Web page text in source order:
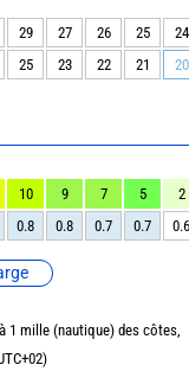
29 27 26 25
24
25 23 22 21 20
10 9 7 5
2
0.8 0.8 0.7 0.7 0.6
1 mille (nautique) des côtes,